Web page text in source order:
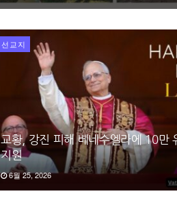
선교지
교황, 강진 피해 베네수엘라에 10만
지원
6월 25, 2026